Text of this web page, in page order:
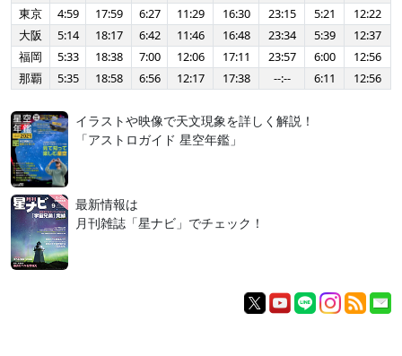
東京
4:59 17:59 6:27 11:29 16:30 23:15 5:21
12:22
大阪
5:14 18:17 6:42 11:46 16:48 23:34 5:39
12:37
福岡
5:33 18:38 7:00 12:06 17:11 23:57 6:00
12:56
那覇
5:35 18:58 6:56 12:17 17:38 --:-- 6:11 12:56
イラストや映像で天文現象を詳しく解説！
「アストロガイド 星空年鑑」
最新情報は
月刊雑誌「星ナビ」でチェック！